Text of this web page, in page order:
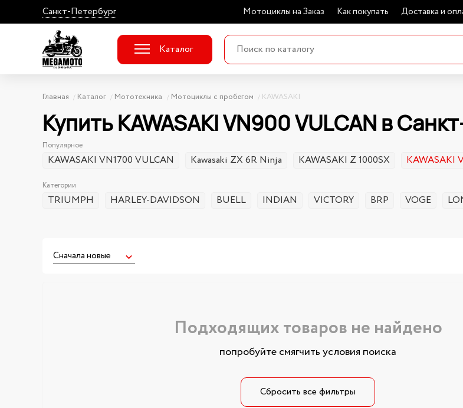
Санкт-Петербург Мотоциклы на Заказ Как покупать Доставка и
Каталог
Главная Каталог Мототехника Мотоциклы с пробегом KAWASAKI
Купить KAWASAKI VN900 VULCAN в
Популярное
KAWASAKI VN1700 VULCAN Kawasaki ZX 6R Ninja KAWASAKI Z 1000SX KAWASAKI
Категории
TRIUMPH HARLEY-DAVIDSON BUELL INDIAN VICTORY BRP VOGE
Подходящих товаров не найдено
попробуйте смягчить условия поиска
Сбросить все фильтры